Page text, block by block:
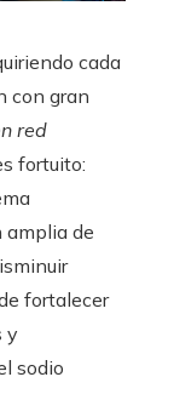
cada
con gran
red
fortuito:
amplia de
fortalecer
y
sodio